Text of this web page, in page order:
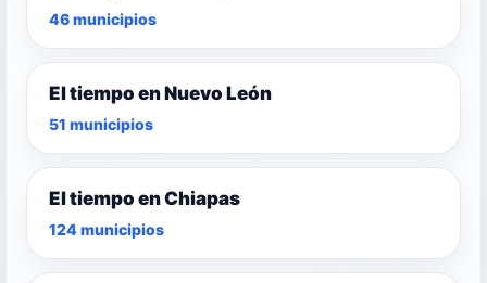
46 municipios
El tiempo en Nuevo León
51 municipios
El tiempo en Chiapas
124 municipios